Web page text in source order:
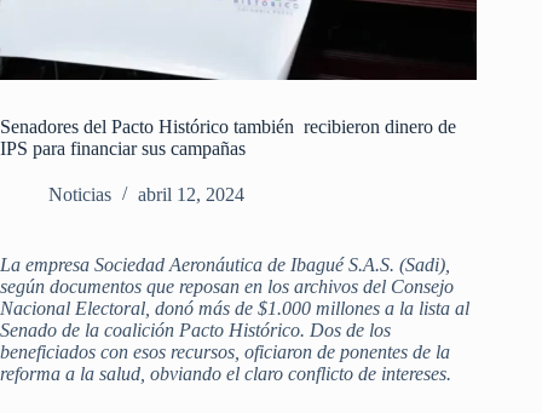
Senadores del Pacto Histórico también recibieron dinero de
IPS para financiar sus campañas
Noticias abril 12, 2024
La empresa Sociedad Aeronáutica de Ibagué S.A.S. (Sadi),
según documentos que reposan en los archivos del Consejo
Nacional Electoral, donó más de $1.000 millones a la lista al
Senado de la coalición Pacto Histórico. Dos de los
beneficiados con esos recursos, oficiaron de ponentes de la
reforma a la salud, obviando el claro conflicto de intereses.